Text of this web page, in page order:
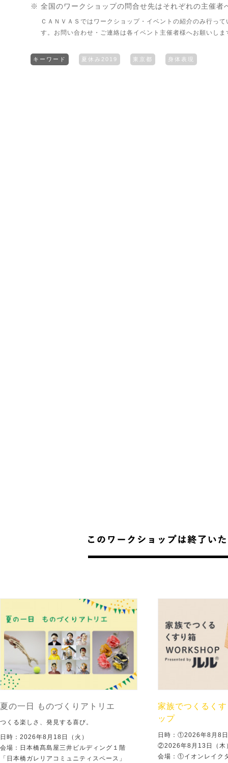
※ 全国のワークショップの問合せ先はそれぞれの主催者
ＣＡＮＶＡＳではワークショップ・イベントの紹介のみ行って
す。お問い合わせ・ご連絡は各イベント主催者様へお願いしま
キーワード 夏休み2019 東京都 身体表現
夏の一日 ものづくりアトリエ
つくる楽しさ、発見する喜び。
日時：2026年8月18日（火）
会場：日本橋髙島屋三井ビルディング１階
「日本橋ガレリアコミュニティスペース」
家族でつくるく
ップ
日時：①2026年8月8
②2026年8月13日（木
会場：①イオンレイ